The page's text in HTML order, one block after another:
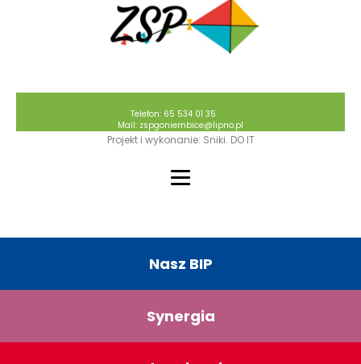
Telefon: 65 534 01 35
Mail: zspgoniembice@lipno.pl
Projekt i wykonanie: Sniki. DO IT
Nasz BIP
Synergia